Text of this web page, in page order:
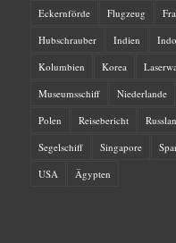
Eckernförde
Flugzeug
Hubschrauber
Indien
Kolumbien
Korea
Museumsschiff
Niederlande
Polen
Reisebericht
Segelschiff
Singapore
USA
Ägypten